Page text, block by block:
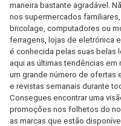
maneira bastante agradável.
nos supermercados
bricolage, computadores ou
ferragens, lojas de eletrónica
é conhecida pelas suas belas
aqui as últimas tendências
um grande número de ofertas
e revistas semanais durante
Consegues encontrar uma
promoções nos folhetos do
as marcas que estão